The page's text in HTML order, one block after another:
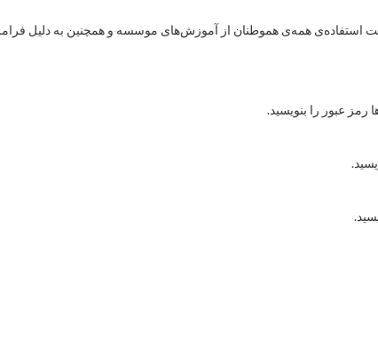
همه‌ی هموطنان از آموزش‌های موسسه و همچنین به دلیل
رمز عبور را بنویسید.